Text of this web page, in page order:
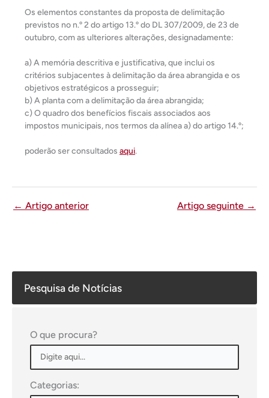
Pesquisa de Notícias
O que procura?
Categorias:
Os elementos constantes da proposta de delimitação
previstos no n.º 2 do artigo 13.º do DL 307/2009, de 23 de
outubro, com as ulteriores alterações, designadamente:
a) A memória descritiva e justificativa, que inclui os
critérios subjacentes à delimitação da área abrangida e os
objetivos estratégicos a prosseguir;
b) A planta com a delimitação da área abrangida;
c) O quadro dos benefícios fiscais associados aos
impostos municipais, nos termos da alínea a) do artigo 14.º;
poderão ser consultados aqui.
← Artigo anterior Artigo seguinte →